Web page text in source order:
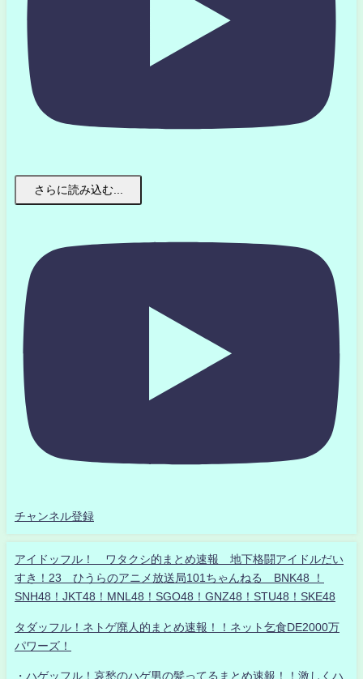
さらに読み込む...
チャンネル登録
アイドッフル！ ワタクシ的まとめ速報 地下格闘アイドルだい
すき！23 ひうらのアニメ放送局101ちゃんねる BNK48 ！
SNH48！JKT48！MNL48！SGO48！GNZ48！STU48！SKE48
タダッフル！ネトゲ廃人的まとめ速報！！ネット乞食DE2000万
パワーズ！
・ハゲッフル！哀愁のハゲ男の髪ってるまとめ速報！！激しくハ